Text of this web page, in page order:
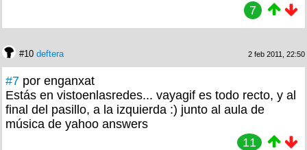
7
#10 deftera 2 feb 2011, 22:50
#7 por enganxat
Estás en vistoenlasredes... vayagif es todo recto, y al
final del pasillo, a la izquierda :) junto al aula de
música de yahoo answers
11